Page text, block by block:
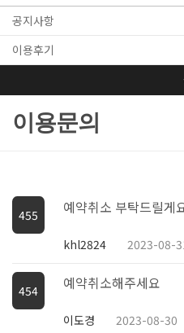
공지사항
이용후기
이용문의
455 예약취소 부탁드릴게
khl2824 2023-08-
454 예약취소해주세요
이도경 2023-08-30